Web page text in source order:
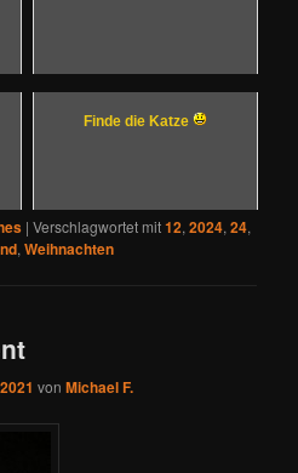
Finde die Katze
|Verschlagwortet mit12,2024,24,
,Weihnachten
vonMichael F.